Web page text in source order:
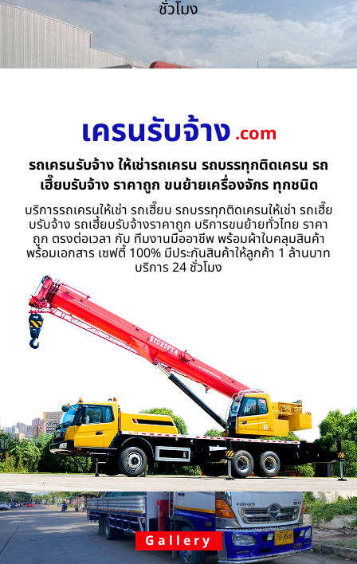
ชั่วโมง
เครนรับจ้าง .com
รถเครนรับจ้าง ให้เช่ารถเครน รถบรรทุกติดเครน รถ
เฮี๊ยบรับจ้าง ราคาถูก ขนย้ายเครื่องจักร ทุกชนิด
บริการรถเครนให้เช่า รถเฮี๊ยบ รถบรรทุกติดเครนให้เช่า รถเฮี๊ย
บรับจ้าง รถเฮี้ยบรับจ้างราคาถูก บริการขนย้ายทั่วไทย ราคา
ถูก ตรงต่อเวลา กับ ทีมงานมืออาชีพ พร้อมผ้าใบคลุมสินค้า
พร้อมเอกสาร เซฟตี้ 100% มีประกันสินค้าให้ลูกค้า 1 ล้านบาท
บริการ 24 ชั่วโมง
Gallery